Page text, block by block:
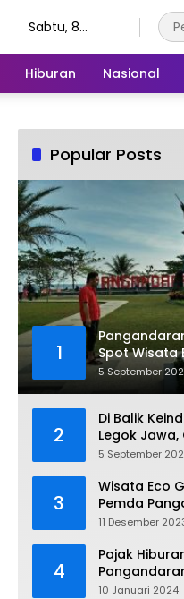
Sabtu, 8
Hiburan Nasional
Popular Posts
1
Spot Wisata
5 September
2
Di Balik
Legok Jawa,
5 September
3
Wisata Eco
Pemda
Gandeng PLN
11 Desember
4
Pajak
Persen
10 Januari 2024